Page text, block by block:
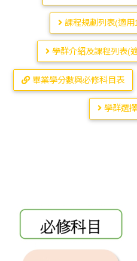
課程規劃列表(適用
學群介紹及課程列表(
畢業學分數與必修科目表
學群選